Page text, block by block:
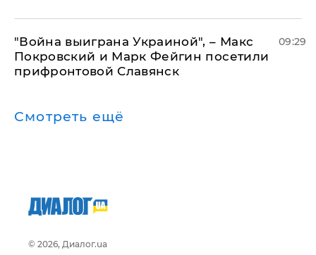
"Война выиграна Украиной", – Макс
Покровский и Марк Фейгин посетили
прифронтовой Славянск
09:29
Смотреть ещё
© 2026, Диалог.ua